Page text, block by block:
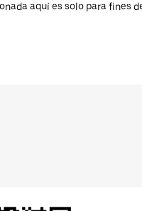
aquí es solo para fines